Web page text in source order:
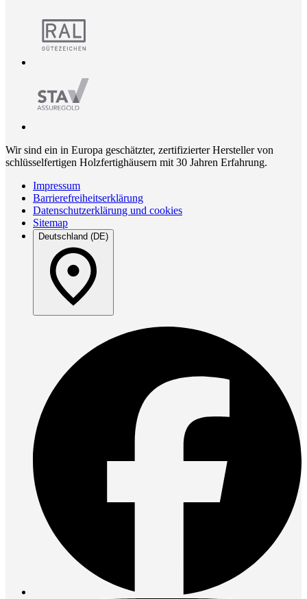
Wir sind ein in Europa geschätzter, zertifizierter Hersteller von
schlüsselfertigen Holzfertighäusern mit 30 Jahren Erfahrung.
Impressum
Barrierefreiheitserklärung
Datenschutzerklärung und cookies
Sitemap
Deutschland (DE)